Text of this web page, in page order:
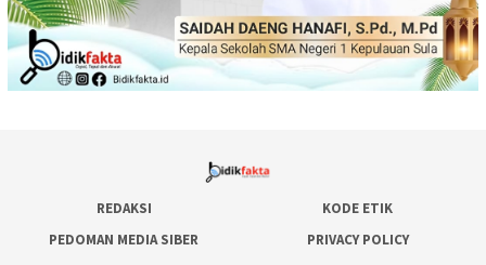
REDAKSI
KODE ETIK
PEDOMAN MEDIA SIBER
PRIVACY POLICY